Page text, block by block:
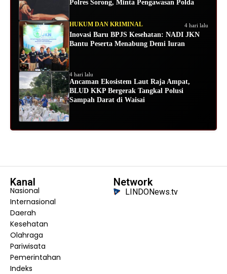
Polres Sorong, Minta Pengawasan Polda
HUKUM DAN KRIMINAL 4 hari lalu
Inovasi Baru BPJS Kesehatan: NADI JKN
Bantu Peserta Menabung Demi Iuran
4 hari lalu
Ancaman Ekosistem Laut Raja Ampat,
BLUD KKP Bergerak Tangkal Polusi
Sampah Darat di Waisai
Kanal
Nasional
Internasional
Daerah
Kesehatan
Olahraga
Pariwisata
Pemerintahan
Indeks
Network
LINDONews.tv